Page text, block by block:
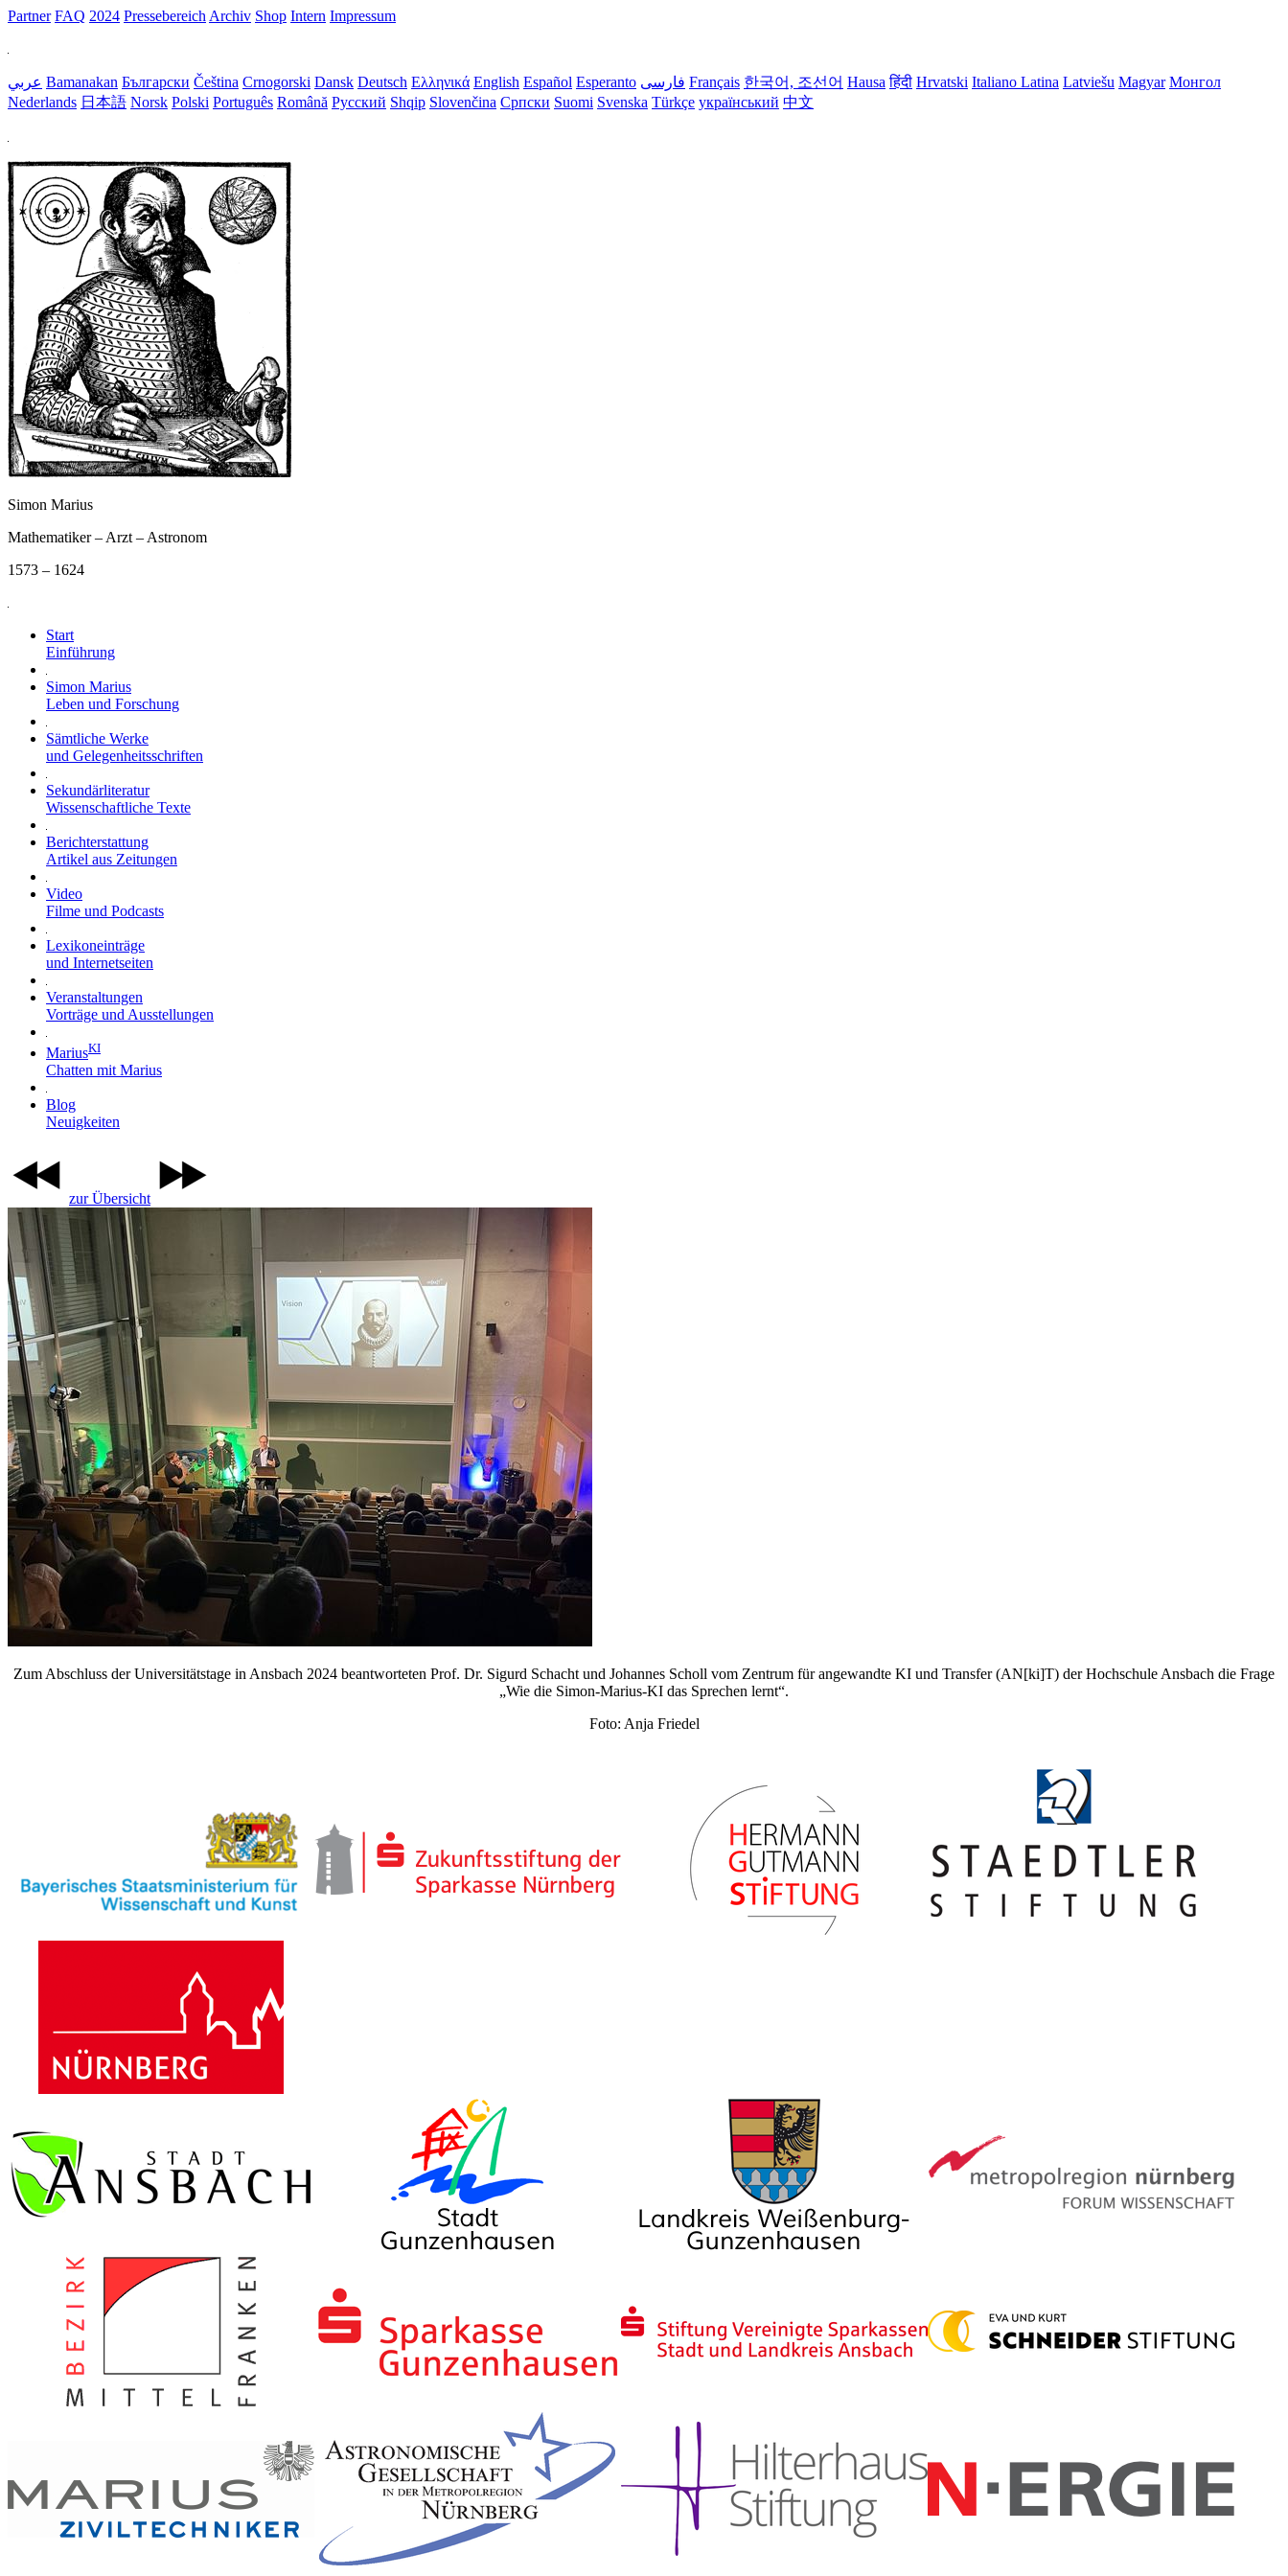
Partner FAQ 2024 Pressebereich Archiv Shop Intern Impressum
عربي Bamanakan Български Čeština Crnogorski Dansk Deutsch Ελληνικά English Español Esperanto فارسی Français 한국어, 조선어 Hausa हिंदी Hrvatski Italiano Latina Latviešu Magyar Монгол
Nederlands 日本語 Norsk Polski Português Română Русский Shqip Slovenčina Српски Suomi Svenska Türkçe український 中文
Simon Marius
Mathematiker – Arzt – Astronom
1573 – 1624
Start
Einführung
Simon Marius
Leben und Forschung
Sämtliche Werke
und Gelegenheitsschriften
Sekundärliteratur
Wissenschaftliche Texte
Berichterstattung
Artikel aus Zeitungen
Video
Filme und Podcasts
Lexikoneinträge
und Internetseiten
Veranstaltungen
Vorträge und Ausstellungen
MariusKI
Chatten mit Marius
Blog
Neuigkeiten
zur Übersicht
Zum Abschluss der Universitätstage in Ansbach 2024 beantworteten Prof. Dr. Sigurd Schacht und Johannes Scholl vom Zentrum für angewandte KI und Transfer (AN[ki]T) der Hochschule Ansbach die Frage
„Wie die Simon-Marius-KI das Sprechen lernt“.
Foto: Anja Friedel